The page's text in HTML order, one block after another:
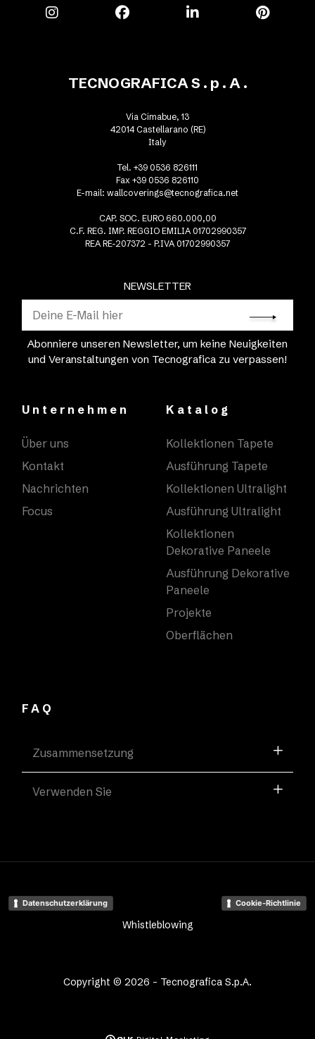
NEWSLETTER
Abonniere unseren Newsletter, um keine Neuigkeiten
und Veranstaltungen von Tecnografica zu verpassen!
TECNOGRAFICA S . p . A .
Via Cimabue, 13
42014 Castellarano (RE)
Italy
Tel. +39 0536 826111
Fax +39 0536 826110
E-mail: wallcoverings@tecnografica.net
CAP. SOC. EURO 660.000,00
C.F. REG. IMP. REGGIO EMILIA 01702990357
REA RE-207372 - P.IVA 01702990357
Unternehmen
Über uns
Kontakt
Nachrichten
Focus
Katalog
Kollektionen Tapete
Ausführung Tapete
Kollektionen Ultralight
Ausführung Ultralight
Kollektionen
Dekorative Paneele
Ausführung Dekorative
Paneele
Projekte
Oberflächen
FAQ
Zusammensetzung
Verwenden Sie
Copyright © 2026 - Tecnografica S.p.A.
Datenschutzerklärung Cookie-Richtlinie
Whistleblowing